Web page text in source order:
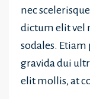
nec
dictum elit vel
sodales. Etiam
gravida dui
elit mollis, at